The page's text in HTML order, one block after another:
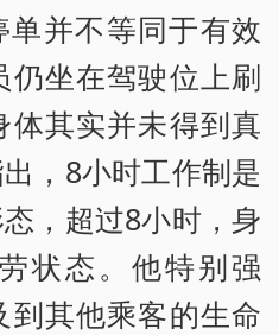
并不等同于有效
坐在驾驶位上刷
其实并未得到真
，8小时工作制是
，超过8小时，身
状态。他特别强
其他乘客的生命